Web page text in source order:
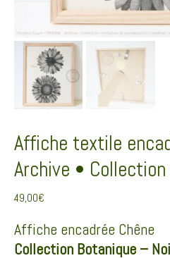
Affiche textile
Archive •
49,00€
Affiche encadrée Chêne
Collection Botanique –